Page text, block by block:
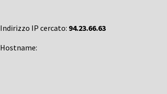
Indirizzo IP cercato: 94.23.66.63
Hostname: